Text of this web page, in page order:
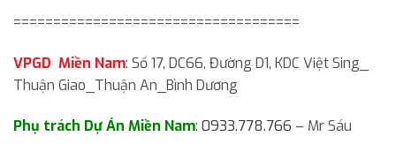
====================================
VPGD Miền Nam: Số 17, DC66, Đường D1, KDC Việt Sing_
Thuận Giao_Thuận An_Bình Dương
Phụ trách Dự Án Miền Nam: 0933.778.766 – Mr Sáu